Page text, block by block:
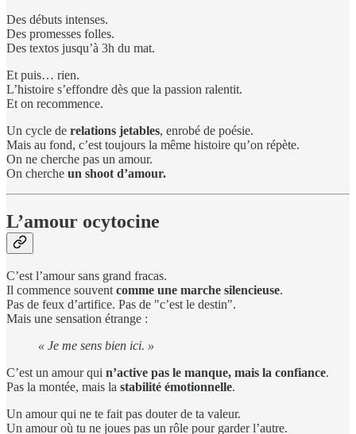
Des débuts intenses.
Des promesses folles.
Des textos jusqu’à 3h du mat.
Et puis… rien.
L’histoire s’effondre dès que la passion ralentit.
Et on recommence.
Un cycle de relations jetables, enrobé de poésie.
Mais au fond, c’est toujours la même histoire qu’on répète.
On ne cherche pas un amour.
On cherche un shoot d’amour.
L’amour ocytocine
C’est l’amour sans grand fracas.
Il commence souventcomme une marche silencieuse.
Pas de feux d’artifice. Pas de "c’est le destin".
Mais une sensation étrange :
« Je me sens bien ici. »
C’est un amour qui n’active pas le manque, mais la confiance.
Pas la montée, mais la stabilité émotionnelle.
Un amour qui ne te fait pas douter de ta valeur.
Un amour où tu ne joues pas un rôle pour garder l’autre.